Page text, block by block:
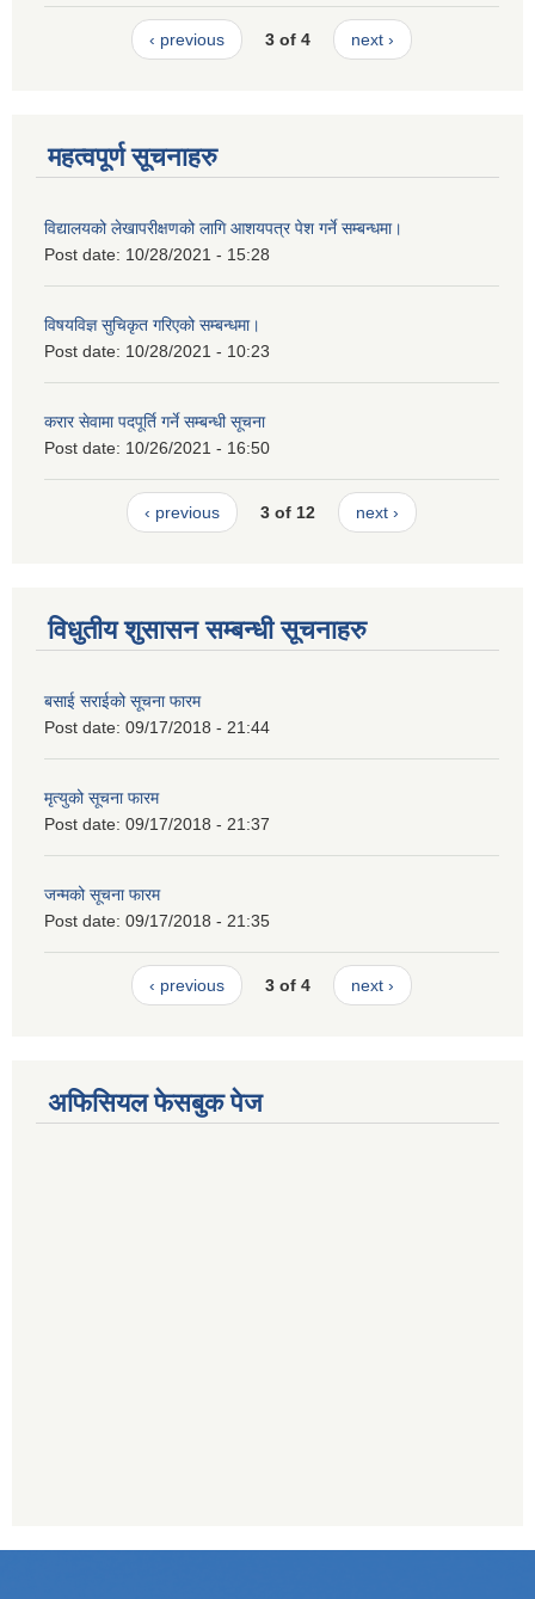
‹ previous 3 of 4 next ›
महत्वपूर्ण सूचनाहरु
विद्यालयको लेखापरीक्षणको लागि आशयपत्र पेश गर्ने सम्बन्धमा।
Post date: 10/28/2021 - 15:28
विषयविज्ञ सुचिकृत गरिएको सम्बन्धमा।
Post date: 10/28/2021 - 10:23
करार सेवामा पदपूर्ति गर्ने सम्बन्धी सूचना
Post date: 10/26/2021 - 16:50
‹ previous 3 of 12 next ›
विधुतीय शुसासन सम्बन्धी सूचनाहरु
बसाई सराईको सूचना फारम
Post date: 09/17/2018 - 21:44
मृत्युको सूचना फारम
Post date: 09/17/2018 - 21:37
जन्मको सूचना फारम
Post date: 09/17/2018 - 21:35
‹ previous 3 of 4 next ›
अफिसियल फेसबुक पेज